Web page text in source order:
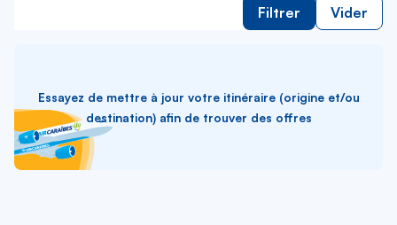
Filtrer Vider
Essayez de mettre à jour votre itinéraire (origine et/ou
destination) afin de trouver des offres